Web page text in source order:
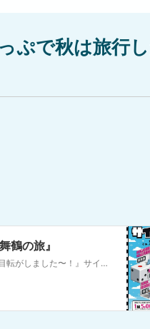
ぷで秋は旅行
鶴の旅』
2回目のサイコロきっぷは東舞鶴🎲『サイコロきっぷ2回目転がしました〜！』サイコロきっぷ🎲2回目もエントリーしました！『サイコロきっぷ、転がしたら〜〜！！』『買…